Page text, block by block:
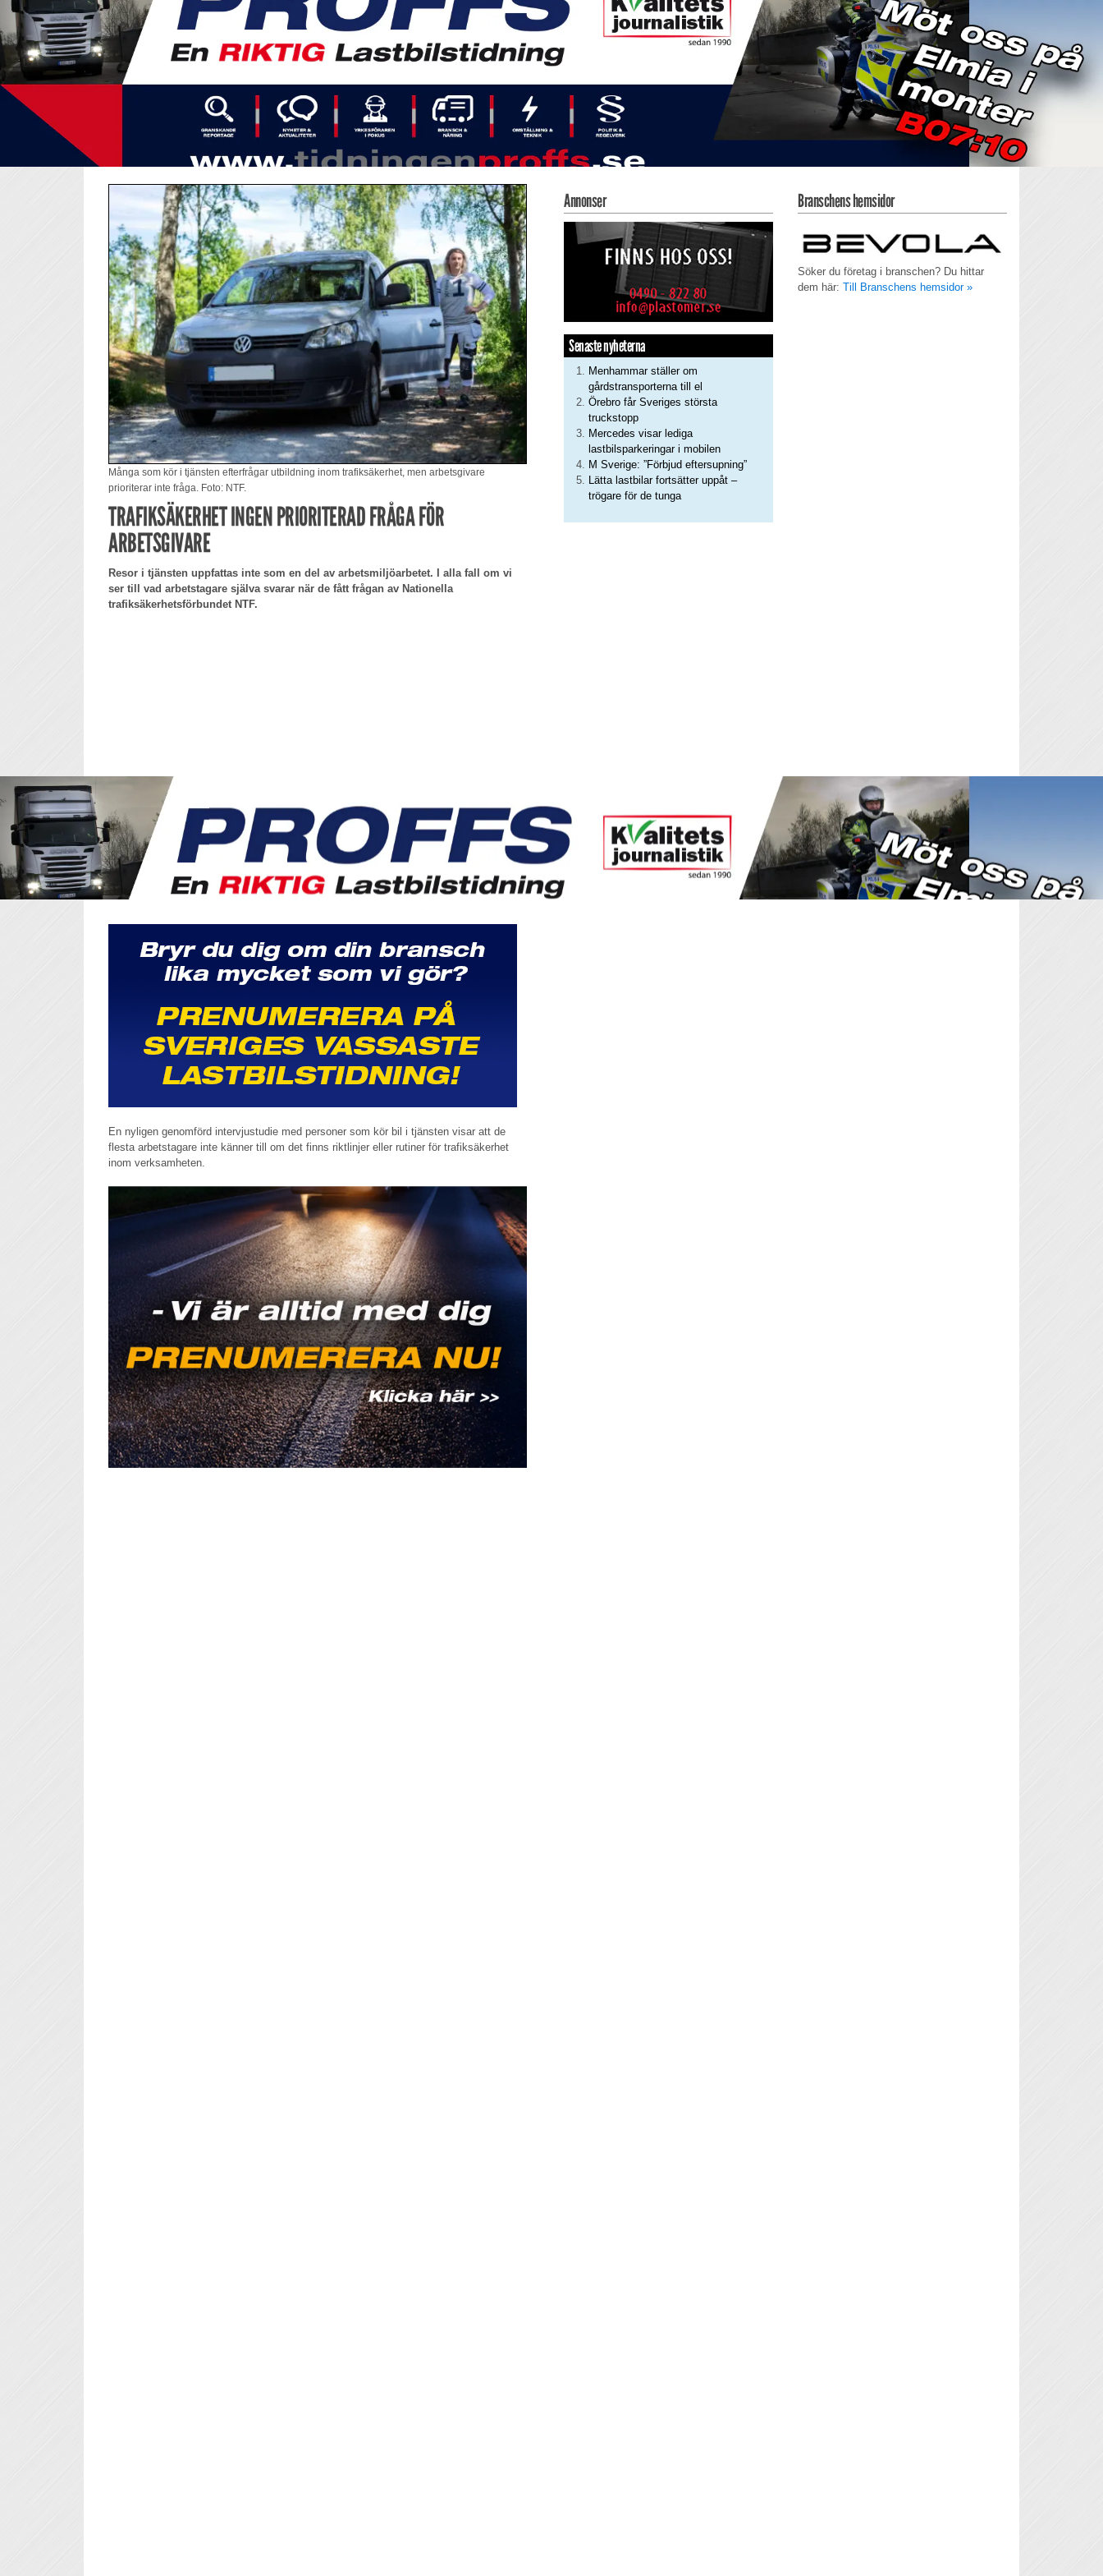
Många som kör i tjänsten efterfrågar utbildning inom trafiksäkerhet, men arbetsgivare
prioriterar inte fråga. Foto: NTF.
TRAFIKSÄKERHET INGEN PRIORITERAD FRÅGA FÖR
ARBETSGIVARE
Resor i tjänsten uppfattas inte som en del av arbetsmiljöarbetet. I alla fall om vi
ser till vad arbetstagare själva svarar när de fått frågan av Nationella
trafiksäkerhetsförbundet NTF.
En nyligen genomförd intervjustudie med personer som kör bil i tjänsten visar att de
flesta arbetstagare inte känner till om det finns riktlinjer eller rutiner för trafiksäkerhet
inom verksamheten.
Annonser
Senaste nyheterna
Menhammar ställer om
gårdstransporterna till el
Örebro får Sveriges största
truckstopp
Mercedes visar lediga
lastbilsparkeringar i mobilen
M Sverige: ”Förbjud eftersupning”
Lätta lastbilar fortsätter uppåt –
trögare för de tunga
Branschens hemsidor
Söker du företag i branschen? Du hittar
dem här: Till Branschens hemsidor »